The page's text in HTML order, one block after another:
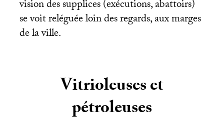
vision des supplices (exécutions, abattoirs)
se voit reléguée loin des regards, aux marges
de la ville.
Vitrioleuses et
pétroleuses